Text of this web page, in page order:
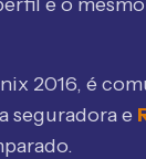
2016, é
seguradora e